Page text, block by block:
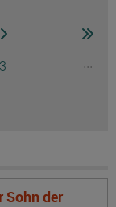
Seite
3
...
zur nächsten Seite
zur
der